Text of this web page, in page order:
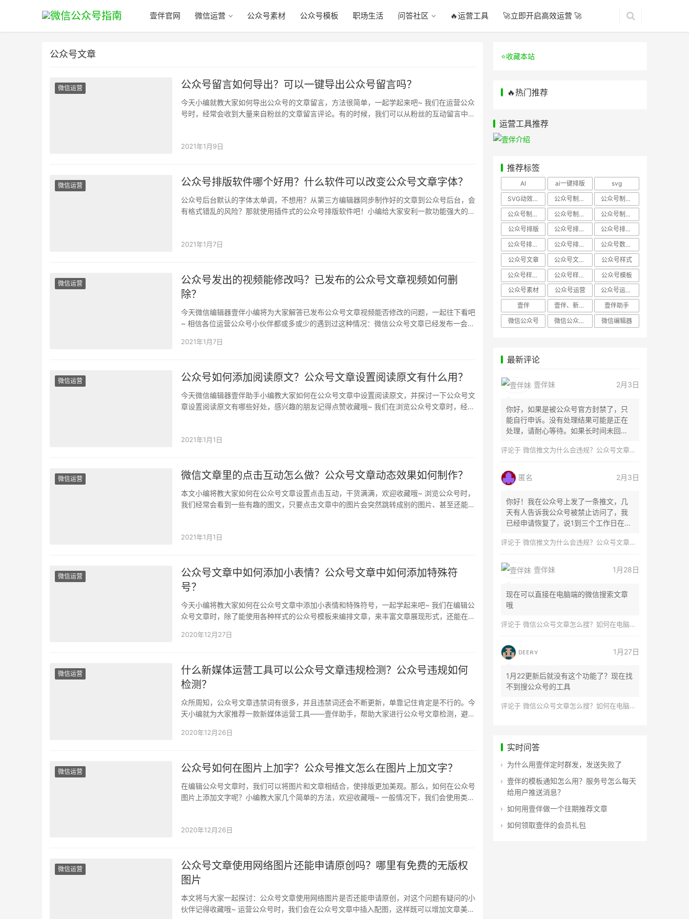
壹伴官网 微信运营 公众号素材 公众号模板 职场生活 问答社区 🔥运营工具 🚀立即开启高效运营 🚀
公众号文章
微信运营 公众号留言如何导出？可以一键导出公众号留言吗？
今天小编就教大家如何导出公众号的文章留言，方法很简单，一起学起来吧~ 我们在运营公众
号时，经常会收到大量来自粉丝的文章留言评论。有的时候，我们可以从粉丝的互动留言中清
2021年1月9日
微信运营 公众号排版软件哪个好用？什么软件可以改变公众号文章字体？
公众号后台默认的字体太单调，不想用？从第三方编辑器同步制作好的文章到公众号后台，会
有格式错乱的风险？那就使用插件式的公众号排版软件吧！小编给大家安利一款功能强大的插
2021年1月7日
微信运营
公众号发出的视频能修改吗？已发布的公众号文章视频如何删
除？
今天微信编辑器壹伴小编将为大家解答已发布公众号文章视频能否修改的问题，一起往下看吧
~ 相信各位运营公众号小伙伴都或多或少的遇到过这种情况：微信公众号文章已经发布一会
2021年1月7日
微信运营 公众号如何添加阅读原文？公众号文章设置阅读原文有什么用？
今天微信编辑器壹伴助手小编教大家如何在公众号文章中设置阅读原文，并探讨一下公众号文
章设置阅读原文有哪些好处，感兴趣的朋友记得点赞收藏哦~ 我们在浏览公众号文章时，经常
2021年1月1日
微信运营 微信文章里的点击互动怎么做？公众号文章动态效果如何制作？
本文小编将教大家如何在公众号文章设置点击互动，干货满满，欢迎收藏哦~ 浏览公众号时，
我们经常会看到一些有趣的图文，只要点击文章中的图片会突然跳转成别的图片、甚至还能将
2021年1月1日
微信运营
公众号文章中如何添加小表情？公众号文章中如何添加特殊符
号？
今天小编将教大家如何在公众号文章中添加小表情和特殊符号，一起学起来吧~ 我们在编辑公
众号文章时，除了能使用各种样式的公众号模板来编排文章，来丰富文章展现形式，还能在编
2020年12月27日
微信运营
什么新媒体运营工具可以公众号文章违规检测？公众号违规如何
检测？
众所周知，公众号文章违禁词有很多，并且违禁词还会不断更新，单靠记住肯定是不行的。今
天小编就为大家推荐一款新媒体运营工具——壹伴助手，帮助大家进行公众号文章检测，避免
2020年12月26日
微信运营 公众号如何在图片上加字？公众号推文怎么在图片上加文字？
在编辑公众号文章时，我们可以将图片和文章相结合，使排版更加美观。那么，如何在公众号
图片上添加文字呢？小编教大家几个简单的方法，欢迎收藏哦~ 一般情况下，我们会使用类似
2020年12月26日
微信运营
公众号文章使用网络图片还能申请原创吗？哪里有免费的无版权
图片
本文将与大家一起探讨：公众号文章使用网络图片是否还能申请原创，对这个问题有疑问的小
伙伴记得收藏哦~ 运营公众号时，我们会在公众号文章中插入配图，这样既可以增加文章美观
⭐️收藏本站
🔥热门推荐
运营工具推荐
推荐标签
AI ai一键排版
svg
SVG动效样式
公众号制作、公众号排版
公众号制作、公众号模板
公众号制作、微信编辑器
公众号制作，公众号排版
公众号制作，公众号排版、微信编辑器
公众号排版
公众号排版，公众号模板
公众号排版，公众号素材
公众号排版，微信编辑器
公众号排版，排版样式
公众号数据分析
公众号文章
公众号文章、公众号运营
公众号样式
公众号样式，微信公众号排版
公众号样式，微信编辑器
公众号模板
公众号素材
公众号运营
公众号运营，公众号编辑器
壹伴
壹伴、新媒体运营
壹伴助手
微信公众号
微信公众号，样式模板、公众号样式 微信编辑器
最新评论
壹伴妹 2月3日
你好，如果是被公众号官方封禁了，只
能自行申诉。没有处理结果可能是正在
处理，请耐心等待。如果长时间未回
评论于 微信推文为什么会违规？公众号文章怎么检测是否违规？
匿名 2月3日
你好！我在公众号上发了一条推文，几
天有人告诉我公众号被禁止访问了，我
已经申请恢复了，说1到三个工作日在微
评论于 微信推文为什么会违规？公众号文章怎么检测是否违规？
壹伴妹 1月28日
现在可以直接在电脑端的微信搜索文章
哦
评论于 微信公众号文章怎么搜？如何在电脑上搜索公众号文章？
ᴅᴇᴇʀʏ 1月27日
1月22更新后就没有这个功能了？现在找
不到搜公众号的工具
评论于 微信公众号文章怎么搜？如何在电脑上搜索公众号文章？
实时问答
为什么用壹伴定时群发，发送失败了
壹伴的模板通知怎么用？服务号怎么每天
给用户推送消息？
如何用壹伴做一个往期推荐文章
如何领取壹伴的会员礼包